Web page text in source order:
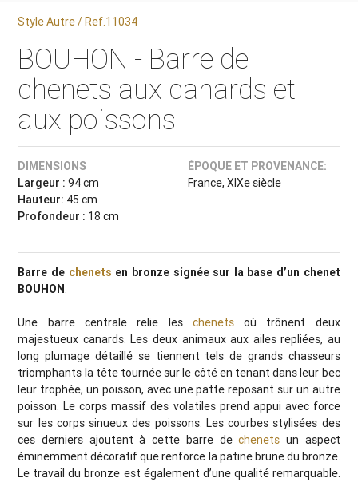
Style Autre / Ref.11034
BOUHON - Barre de
chenets aux canards et
aux poissons
DIMENSIONS
Largeur : 94 cm
Hauteur: 45 cm
Profondeur : 18 cm
ÉPOQUE ET PROVENANCE:
France, XIXe siècle
Barre de chenets en bronze signée sur la base d’un chenet
BOUHON.
Une barre centrale relie les chenetsoù trônent deux
majestueux canards. Les deux animaux aux ailes repliées, au
long plumage détaillé se tiennent tels de grands chasseurs
triomphants la tête tournée sur le côté en tenant dans leur bec
leur trophée, un poisson, avec une patte reposant sur un autre
poisson. Le corps massif des volatiles prend appui avec force
sur les corps sinueux des poissons. Les courbes stylisées des
ces derniers ajoutent à cette barre dechenets un aspect
éminemment décoratif que renforce la patine brune du bronze.
Le travail du bronze est également d’une qualité remarquable.